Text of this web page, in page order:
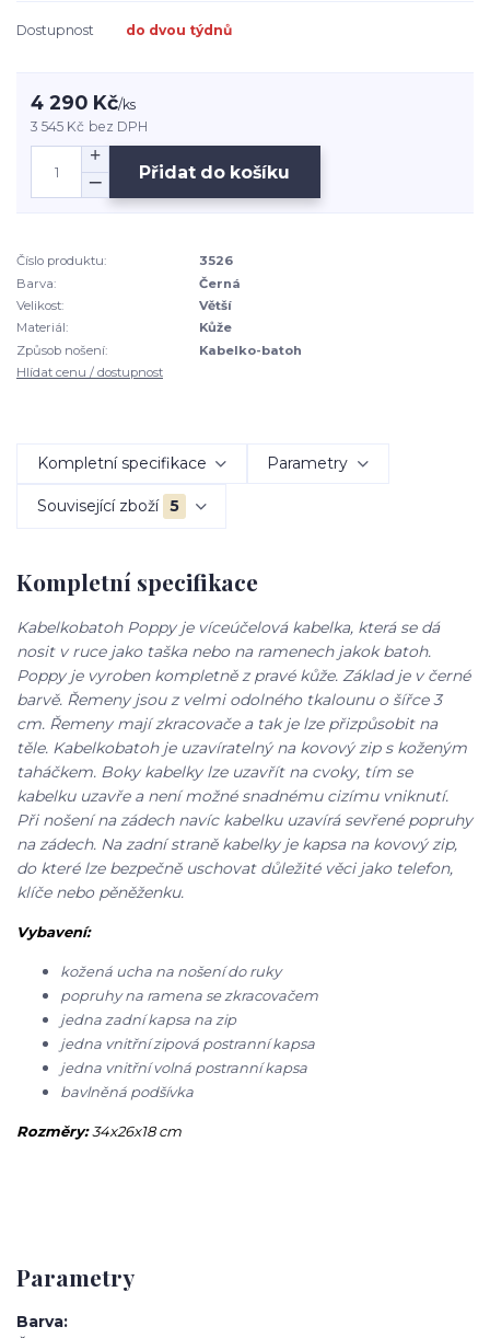
Dostupnost do dvou týdnů
4 290 Kč/ks
3 545 Kč bez DPH
Přidat do košíku
Číslo produktu:
3526
Barva:
Černá
Velikost:
Větší
Materiál:
Kůže
Způsob nošení:
Kabelko-batoh
Hlídat cenu / dostupnost
Kompletní specifikace Parametry
Související zboží 5
Kompletní specifikace
Kabelkobatoh Poppy je víceúčelová kabelka, která se dá
nosit v ruce jako taška nebo na ramenech jakok batoh.
Poppy je vyroben kompletně z pravé kůže. Základ je v černé
barvě. Řemeny jsou z velmi odolného tkalounu o šířce 3
cm. Řemeny mají zkracovače a tak je lze přizpůsobit na
těle. Kabelkobatoh je uzavíratelný na kovový zip s koženým
taháčkem. Boky kabelky lze uzavřít na cvoky, tím se
kabelku uzavře a není možné snadnému cizímu vniknutí.
Při nošení na zádech navíc kabelku uzavírá sevřené popruhy
na zádech. Na zadní straně kabelky je kapsa na kovový zip,
do které lze bezpečně uschovat důležité věci jako telefon,
klíče nebo pěněženku.
Vybavení:
kožená ucha na nošení do ruky
popruhy na ramena se zkracovačem
jedna zadní kapsa na zip
jedna vnitřní zipová postranní kapsa
jedna vnitřní volná postranní kapsa
bavlněná podšívka
Rozměry:34x26x18 cm
Parametry
Barva